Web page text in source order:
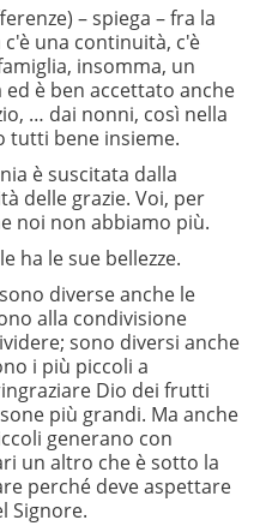
– spiega – fra la
una continuità, c'è
insomma, un
è ben accettato anche
… dai nonni, così nella
tutti bene insieme.
è suscitata dalla
delle grazie. Voi, per
noi non abbiamo più.
ha le sue bellezze.
diverse anche le
alla condivisione
sono diversi anche
i più piccoli a
Dio dei frutti
più grandi. Ma anche
generano con
un altro che è sotto la
perché deve aspettare
Signore.